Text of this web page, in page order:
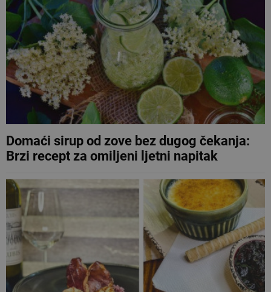
Domaći sirup od zove bez dugog čekanja:
Brzi recept za omiljeni ljetni napitak